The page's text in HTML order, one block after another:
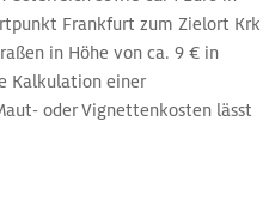
Frankfurt zum Zielort Krk
in Höhe von ca. 9 € in
Kalkulation einer
oder Vignettenkosten lässt